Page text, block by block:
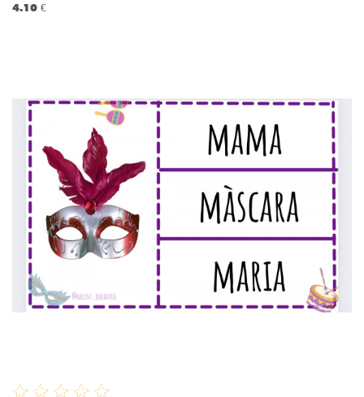
4.10 €